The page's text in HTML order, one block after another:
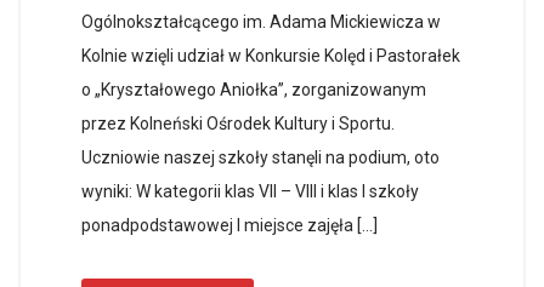
Ogólnokształcącego im. Adama Mickiewicza w
Kolnie wzięli udział w Konkursie Kolęd i Pastorałek
o „Kryształowego Aniołka”, zorganizowanym
przez Kolneński Ośrodek Kultury i Sportu.
Uczniowie naszej szkoły stanęli na podium, oto
wyniki: W kategorii klas VII – VIII i klas I szkoły
ponadpodstawowej I miejsce zajęła […]